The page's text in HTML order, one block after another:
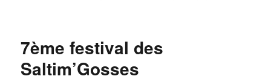
7ème festival des
Saltim’Gosses